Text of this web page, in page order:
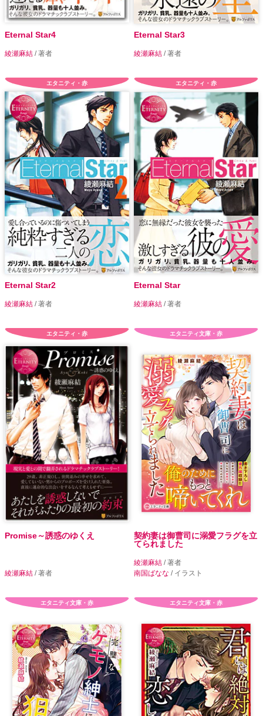
Eternal Star4
綾瀬麻結 / 著者
Eternal Star3
綾瀬麻結 / 著者
エタニティ・赤
Eternal Star2
綾瀬麻結 / 著者
エタニティ・赤
Eternal Star
綾瀬麻結 / 著者
エタニティ・赤
Promise～誘惑のゆくえ
綾瀬麻結 / 著者
エタニティ文庫・赤
契約妻は御曹司に溺愛フラグを立
てられました
綾瀬麻結 / 著者
南国ばなな / イラスト
エタニティ文庫・赤 エタニティ文庫・赤